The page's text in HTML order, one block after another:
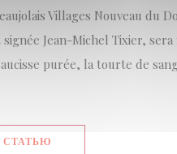
Villages Nouveau du
Jean-Michel Tixier,
purée, la tourte de
СТАТЬЮ